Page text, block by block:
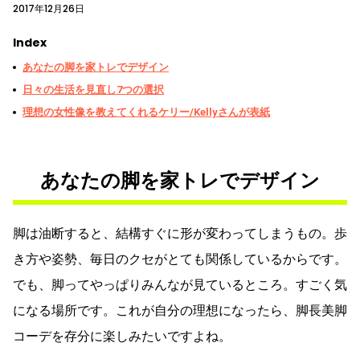
2017年12月26日
Index
あなたの脚を家トレでデザイン
日々の生活を見直し7つの選択
理想の女性像を教えてくれるケリー/Kellyさんが表紙
あなたの脚を家トレでデザイン
脚は油断すると、結構すぐに形が変わってしまうもの。歩
き方や姿勢、毎日のクセがとても関係しているからです。
でも、脚ってやっぱりみんなが見ているところ。すごく気
になる場所です。これが自分の理想になったら、脚長美脚
コーデを存分に楽しみたいですよね。